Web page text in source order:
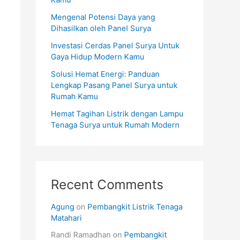
Mengenal Potensi Daya yang
Dihasilkan oleh Panel Surya
Investasi Cerdas Panel Surya Untuk
Gaya Hidup Modern Kamu
Solusi Hemat Energi: Panduan
Lengkap Pasang Panel Surya untuk
Rumah Kamu
Hemat Tagihan Listrik dengan Lampu
Tenaga Surya untuk Rumah Modern
Recent Comments
Agung on Pembangkit Listrik Tenaga
Matahari
Randi Ramadhan on Pembangkit